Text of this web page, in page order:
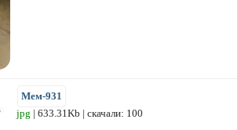
Мем-931
jpg | 633.31Kb | скачали: 100